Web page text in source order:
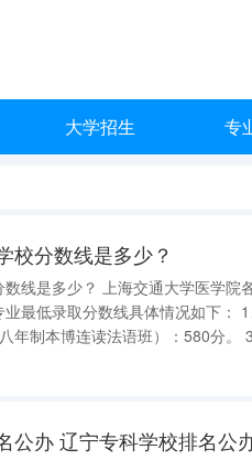
大学招生 专
校分数线是多少？
业录取分数线是578分~580分。
具体情况如下： 1、临床医学（八年制本博连读）：
公办 辽宁专科学校排名公